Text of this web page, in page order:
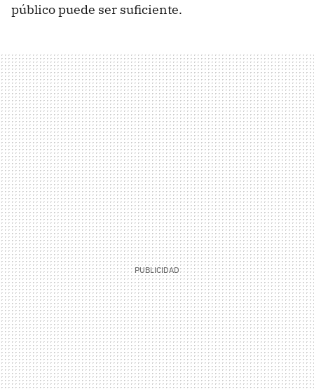
público puede ser suficiente.